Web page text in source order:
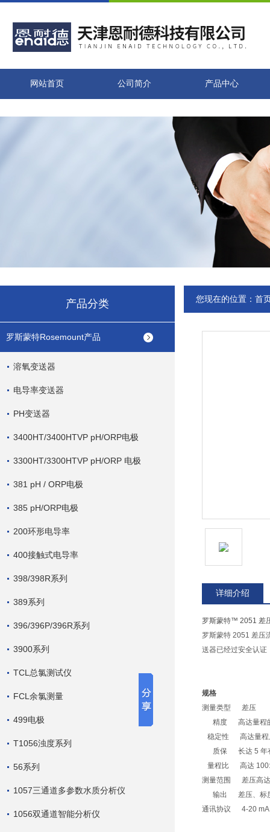
网站首页 公司简介 产品中心
产品分类
罗斯蒙特Rosemount产品
溶氧变送器
电导率变送器
PH变送器
3400HT/3400HTVP pH/ORP电极
3300HT/3300HTVP pH/ORP 电极
381 pH / ORP电极
385 pH/ORP电极
200环形电导率
400接触式电导率
398/398R系列
389系列
396/396P/396R系列
3900系列
TCL总氯测试仪
FCL余氯测量
499电极
T1056浊度系列
56系列
1057三通道多参数水质分析仪
1056双通道智能分析仪
您现在的位置： 首
详细介绍
罗斯蒙特™ 2051 差
罗斯蒙特 2051 差压
送器已经过安全认证
规格
测量类型 差压
精度 高达量程
稳定性 高达量程
质保 长达 5 年
量程比 高达
测量范围 差压高达
输出 差压、标
通讯协议 4-20 mA